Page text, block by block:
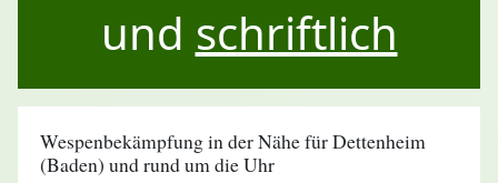
und schriftlich
Wespenbekämpfung in der Nähe für Dettenheim
(Baden) und rund um die Uhr